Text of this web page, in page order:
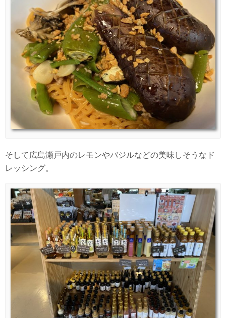
そして広島瀬戸内のレモンやバジルなどの美味しそうなド
レッシング。